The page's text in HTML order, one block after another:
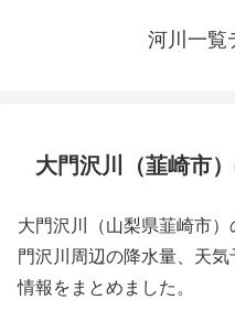
河川一覧
大門沢川（韮崎市
大門沢川（山梨県韮崎市
門沢川周辺の降水量、天
情報をまとめました。